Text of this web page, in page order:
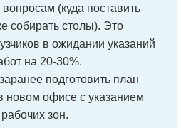
(куда поставить
собирать столы). Это
в ожидании указаний
на 20-30%.
подготовить план
новом офисе с указанием
зон.